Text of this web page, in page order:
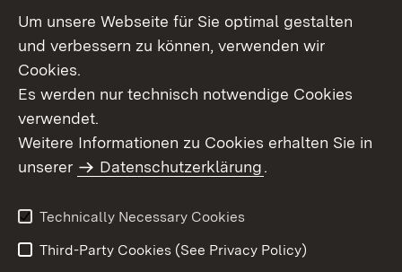
Topic overview
Site Map
Data Protection
Declaration on
Usage Notice
Imprint Contact Us
Um unsere Webseite für Sie optimal gestalten
und verbessern zu können, verwenden wir
Cookies.
Es werden nur technisch notwendige Cookies
verwendet.
Weitere Informationen zu Cookies erhalten Sie in
unserer
Datenschutzerklärung.
Technically Necessary Cookies
Third-Party Cookies (See Privacy Policy)